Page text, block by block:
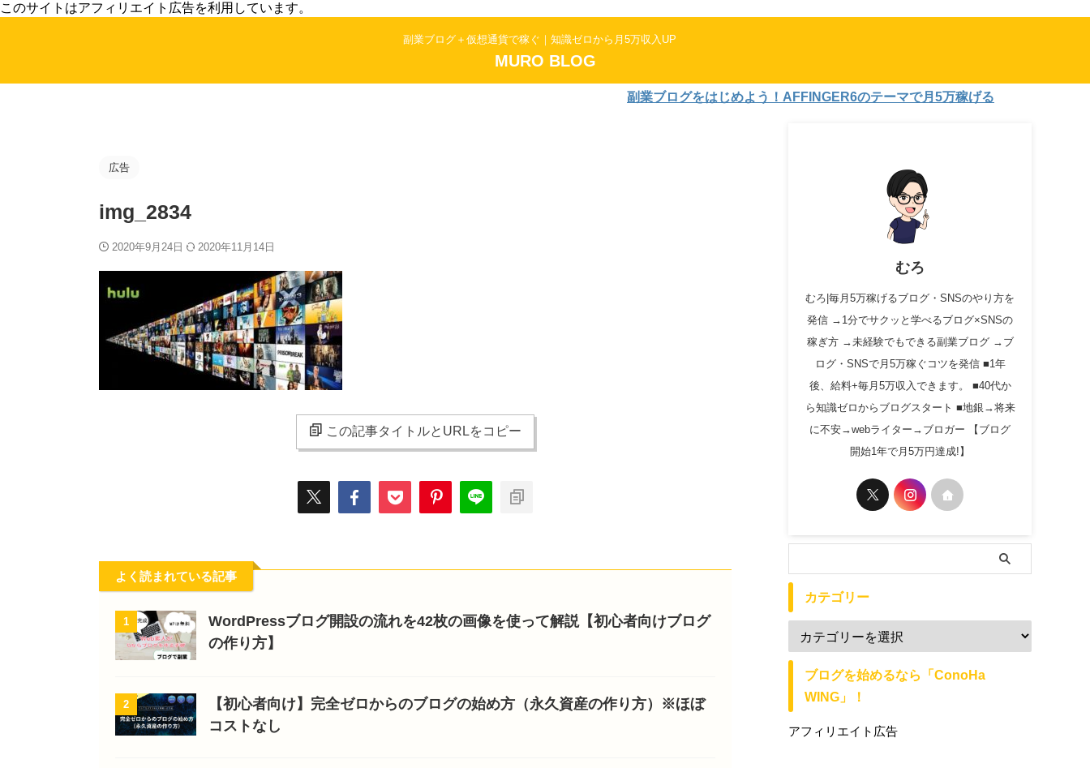
このサイトはアフィリエイト広告を利用しています。
副業ブログ＋仮想通貨で稼ぐ｜知識ゼロから月5万収入UP
MURO BLOG
副業ブログをはじめよう！AFFINGER6のテーマで月5万稼げる
広告
img_2834
2020年9月24日 2020年11月14日
この記事タイトルとURLをコピー
よく読まれている記事
1
WordPressブログ開設の流れを42枚の画像を使って解説【初心者向けブログ
の作り方】
2
【初心者向け】完全ゼロからのブログの始め方（永久資産の作り方）※ほぼ
コストなし
むろ
むろ|毎月5万稼げるブログ・SNSのやり方を
発信 →1分でサクッと学べるブログ×SNSの
稼ぎ方 →未経験でもできる副業ブログ →ブ
ログ・SNSで月5万稼ぐコツを発信 ■1年
後、給料+毎月5万収入できます。 ■40代か
ら知識ゼロからブログスタート ■地銀→将来
に不安→webライター→ブロガー 【ブログ
開始1年で月5万円達成!】
カテゴリー
ブログを始めるなら「ConoHa
WING」！
アフィリエイト広告